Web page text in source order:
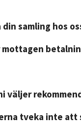
samling hos
mottagen
väljer
tveka inte att